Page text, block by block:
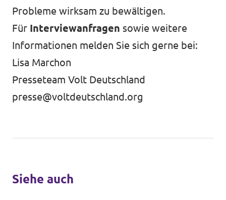
Probleme wirksam zu bewältigen.
Für Interviewanfragen sowie weitere
Informationen melden Sie sich gerne bei:
Lisa Marchon
Presseteam Volt Deutschland
presse@voltdeutschland.org
Siehe auch